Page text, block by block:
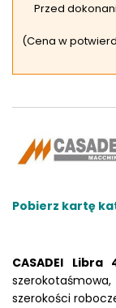
Przed
(Cena w
Pobierz kartę
CASADEI Libra
szerokości